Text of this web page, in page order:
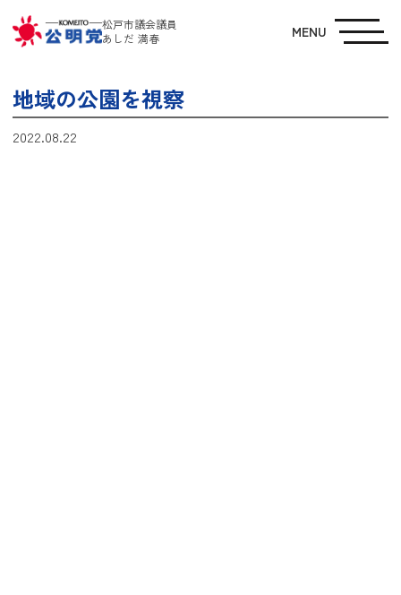
松戸市議会議員
あしだ 満春
MENU
地域の公園を視察
2022.08.22